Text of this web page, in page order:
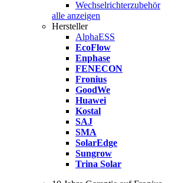
Wechselrichterzubehör
alle anzeigen
Hersteller
AlphaESS
EcoFlow
Enphase
FENECON
Fronius
GoodWe
Huawei
Kostal
SAJ
SMA
SolarEdge
Sungrow
Trina Solar